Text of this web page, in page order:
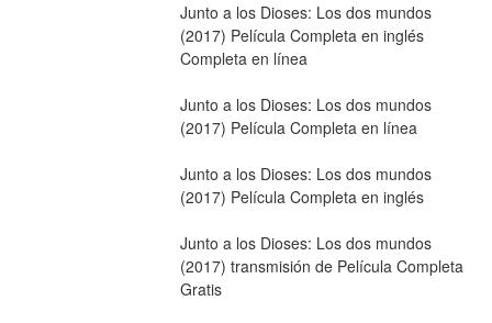
Junto a los Dioses: Los dos mundos
(2017) Película Completa en inglés
Completa en línea
Junto a los Dioses: Los dos mundos
(2017) Película Completa en línea
Junto a los Dioses: Los dos mundos
(2017) Película Completa en inglés
Junto a los Dioses: Los dos mundos
(2017) transmisión de Película Completa
Gratis